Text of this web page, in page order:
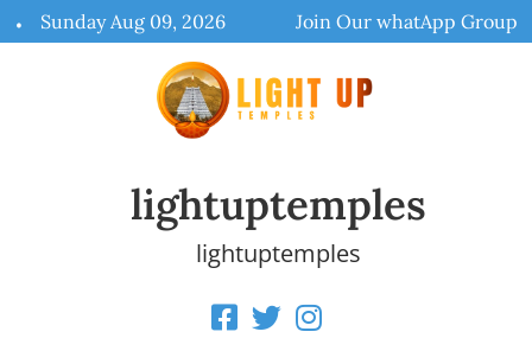
to
Sunday Aug 09, 2026 Join Our whatApp Group
lightuptemples
lightuptemples